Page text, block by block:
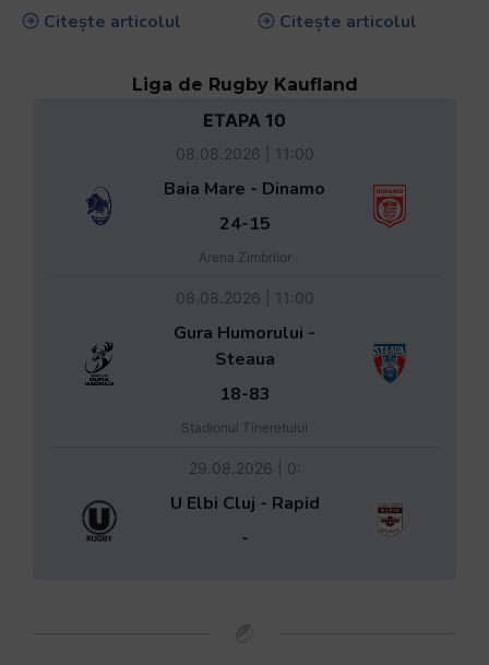
Citește articolul
Citește articolul
Liga de Rugby Kaufland
ETAPA 10
08.08.2026 | 11:00
Baia Mare - Dinamo
24-15
Arena Zimbrilor
08.08.2026 | 11:00
Gura Humorului -
Steaua
18-83
Stadionul Tineretului
29.08.2026 | 0:
U Elbi Cluj - Rapid
-